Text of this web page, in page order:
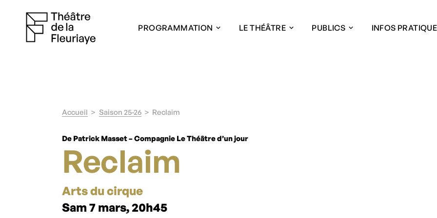
PROGRAMMATION LE THÉÂTRE PUBLICS INFOS
Accueil Saison 25-26 Reclaim
De Patrick Masset – Compagnie Le Théâtre d’un jour
Reclaim
Arts du cirque
Sam 7 mars, 20h45